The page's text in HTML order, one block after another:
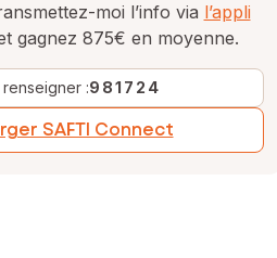
moi l’info via l’appli
gagnez 875€ en moyenne.
:981724
SAFTI Connect